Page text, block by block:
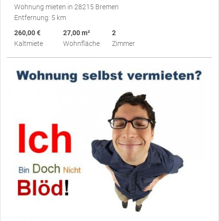
Wohnung mieten in 28215 Bremen
Entfernung: 5 km
260,00 €
Kaltmiete
27,00 m²
Wohnfläche
2
Zimmer